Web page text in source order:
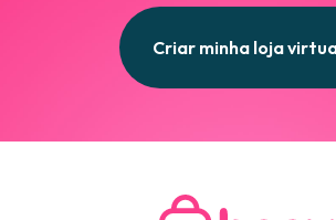
Criar minha loja